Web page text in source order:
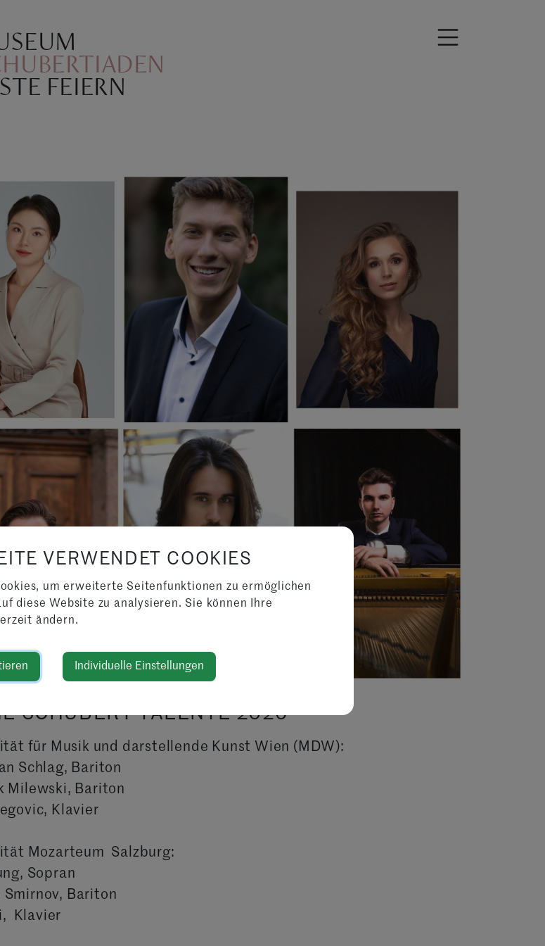
FEIERN
SCHUBERT TALENTE 2026
für Musik und darstellende Kunst Wien (MDW):
Schlag, Bariton
Milewski, Bariton
Klavier
Mozarteum Salzburg:
Sopran
Smirnov, Bariton
Klavier
VERWENDET COOKIES
um erweiterte Seitenfunktionen zu ermöglichen
diese Website zu analysieren. Sie können Ihre
ändern.
Individuelle Einstellungen